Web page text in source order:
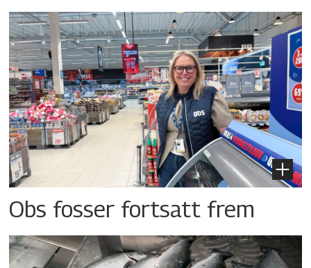
Obs fosser fortsatt frem